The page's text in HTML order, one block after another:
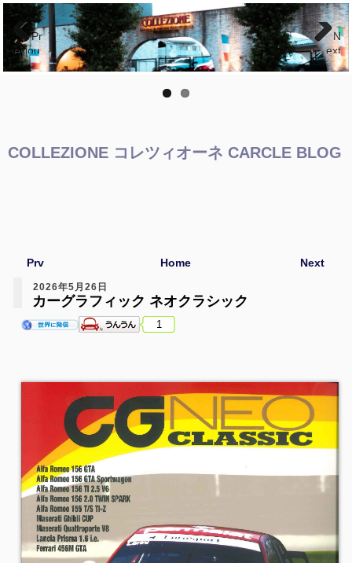
Pr
eviou
s
N
ext
COLLEZIONE コレツィオーネ CARCLE BLOG
Next
Prv Home
2026年5月26日
カーグラフィック ネオクラシック
1